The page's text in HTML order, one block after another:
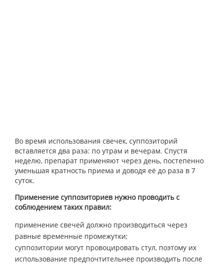
Во время использования свечек, суппозиторий
вставляется два раза: по утрам и вечерам. Спустя
неделю, препарат применяют через день, постепенно
уменьшая кратность приема и доводя её до раза в 7
суток.
Применение суппозиториев нужно проводить с
соблюдением таких правил:
применение свечей должно производиться через
равные временные промежутки;
суппозитории могут провоцировать стул, поэтому их
использование предпочтительнее производить после